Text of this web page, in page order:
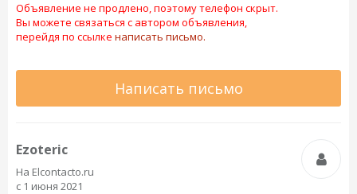
Объявление не продлено, поэтому телефон скрыт.
Вы можете связаться с автором объявления,
перейдя по ссылке написать письмо.
Написать письмо
Ezoteric
На Elcontacto.ru
с 1 июня 2021